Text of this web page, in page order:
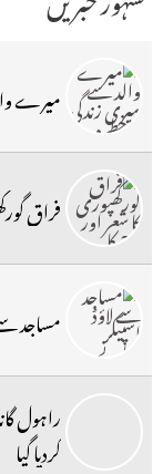
میرے
فراق
مساجد
راہول
کردیا گیا